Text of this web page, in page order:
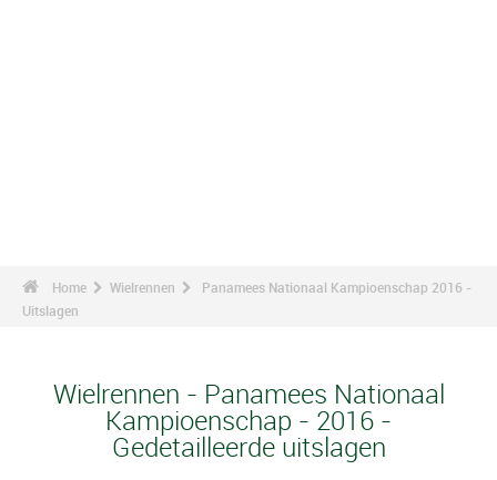
Home Wielrennen
Panamees Nationaal Kampioenschap 2016 -
Uitslagen
Wielrennen - Panamees Nationaal
Kampioenschap - 2016 -
Gedetailleerde uitslagen